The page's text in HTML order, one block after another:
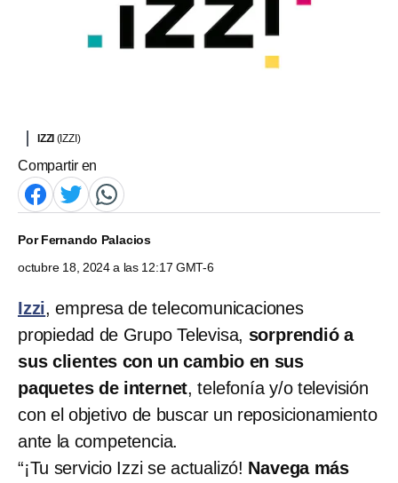
IZZI (IZZI)
Compartir en
PorFernando Palacios
octubre 18, 2024 a las 12:17 GMT-6
Izzi, empresa de telecomunicaciones
propiedad de Grupo Televisa, sorprendió a
sus clientes con un cambio en sus
paquetes de internet, telefonía y/o televisión
con el objetivo de buscar un reposicionamiento
ante la competencia.
“¡Tu servicio Izzi se actualizó! Navega más